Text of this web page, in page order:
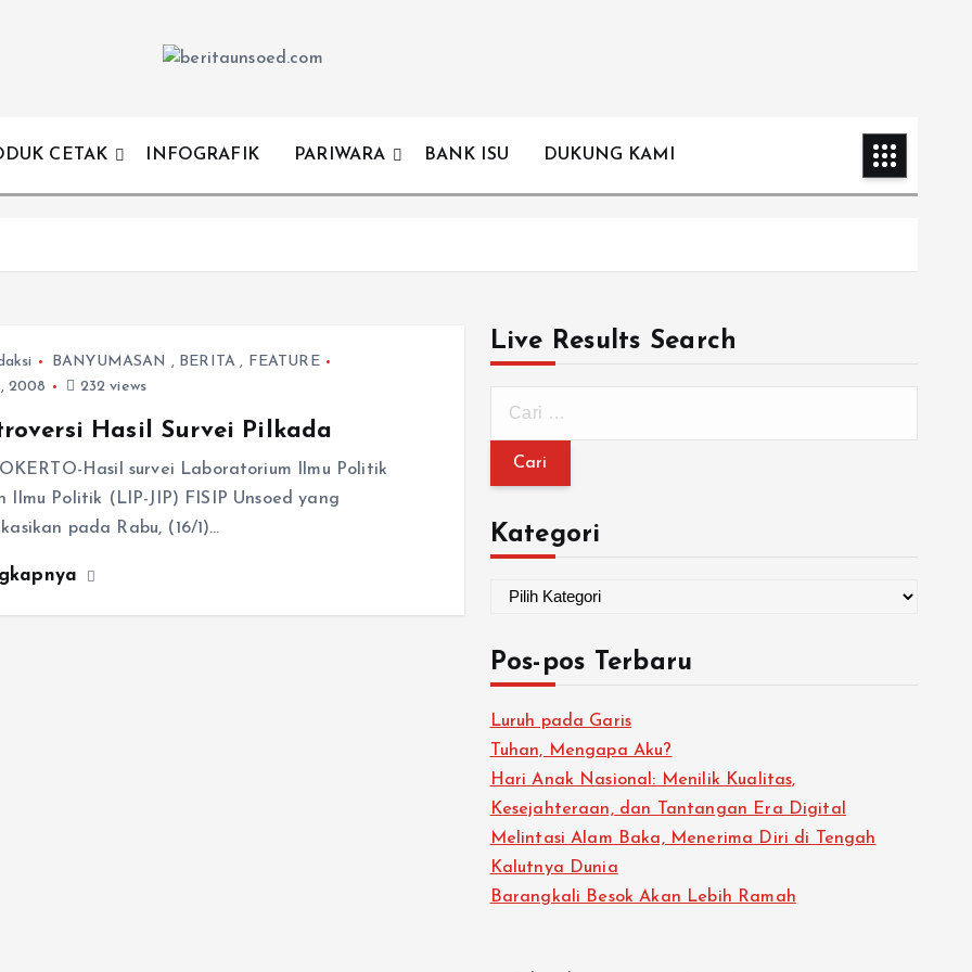
CETAK INFOGRAFIK PARIWARA BANK ISU DUKUNG KAMI
BANYUMASAN , BERITA , FEATURE
2008
232 views
Hasil Survei Pilkada
Hasil survei Laboratorium Ilmu Politik
Ilmu Politik (LIP-JIP) FISIP Unsoed yang
pada Rabu, (16/1)…
Live Results Search
Kategori
Pos-pos Terbaru
Luruh pada Garis
Tuhan, Mengapa Aku?
Hari Anak Nasional: Menilik Kualitas,
Kesejahteraan, dan Tantangan Era Digital
Melintasi Alam Baka, Menerima Diri di Tengah
Kalutnya Dunia
Barangkali Besok Akan Lebih Ramah